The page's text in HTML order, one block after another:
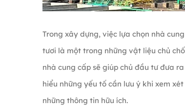
Trong xây dựng, việc lựa chọn nhà
tươi là một trong những vật liệu chủ
nhà cung cấp sẽ giúp chủ đầu tư đưa
hiểu những yếu tố cần lưu ý khi xem xét
những thông tin hữu ích.